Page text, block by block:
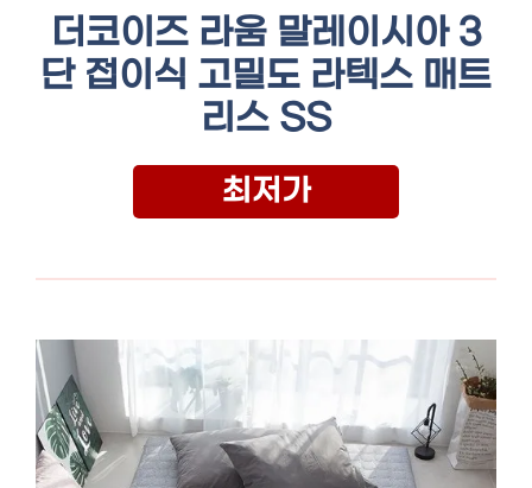
더코이즈 라움 말레이시아 3
단 접이식 고밀도 라텍스 매트
리스 SS
최저가